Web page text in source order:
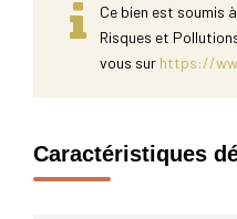
Ce bien est soumis
Risques et
vous sur https://
Caractéristiques